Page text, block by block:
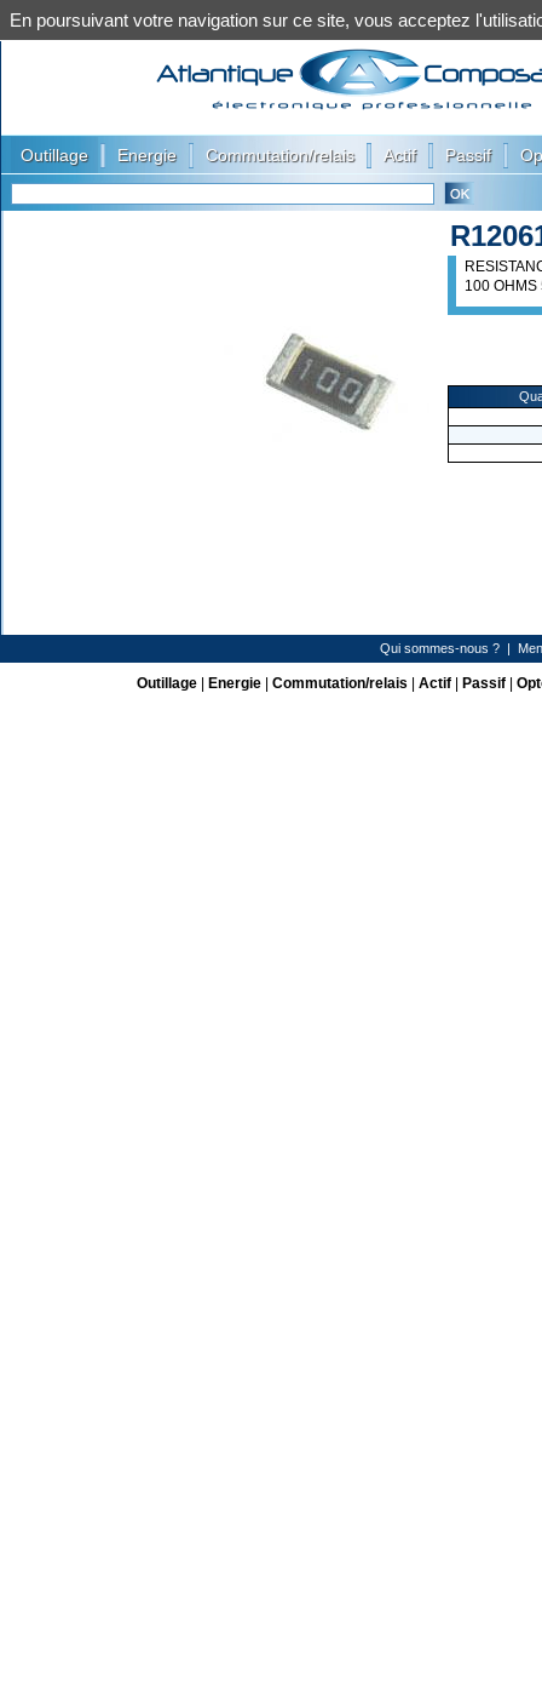
Outillage Energie Commutation/relais Actif Passif
100 OHMS
Qui sommes-nous ? |
Outillage| Energie| Commutation/relais Actif| Passif|
En poursuivant votre navigation sur ce site, vous acceptez